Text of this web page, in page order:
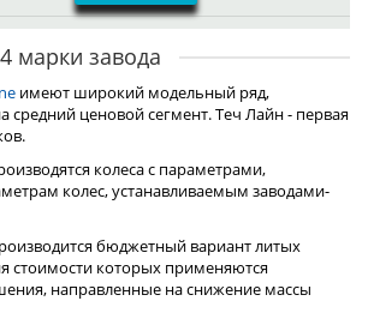
марки завода
имеют широкий модельный ряд,
средний ценовой сегмент. Теч Лайн - первая
колеса с параметрами,
колес, устанавливаемым заводами-
бюджетный вариант литых
стоимости которых применяются
направленные на снижение массы